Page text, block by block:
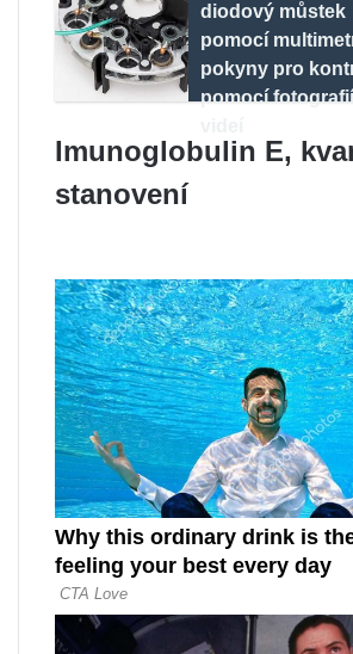
diodový můstek
pomocí
pokyny pro
pomocí
Imunoglobulin E,
stanovení